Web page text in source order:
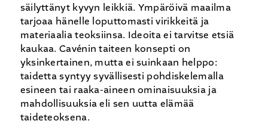
säilyttänyt kyvyn leikkiä. Ympäröivä maailma
tarjoaa hänelle loputtomasti virikkeitä ja
materiaalia teoksiinsa. Ideoita ei tarvitse etsiä
kaukaa. Cavénin taiteen konsepti on
yksinkertainen, mutta ei suinkaan helppo:
taidetta syntyy syvällisesti pohdiskelemalla
esineen tai raaka-aineen ominaisuuksia ja
mahdollisuuksia eli sen uutta elämää
taideteoksena.